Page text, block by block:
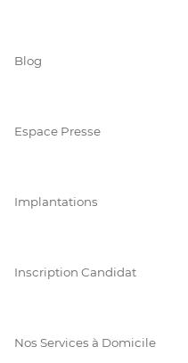
Blog
Espace Presse
Implantations
Inscription Candidat
Nos Services à Domicile